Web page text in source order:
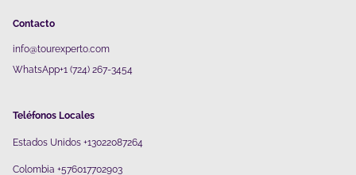
Contacto
info@tourexperto.com
WhatsApp+1 (724) 267-3454
Teléfonos Locales
Estados Unidos +13022087264
Colombia +576017702903